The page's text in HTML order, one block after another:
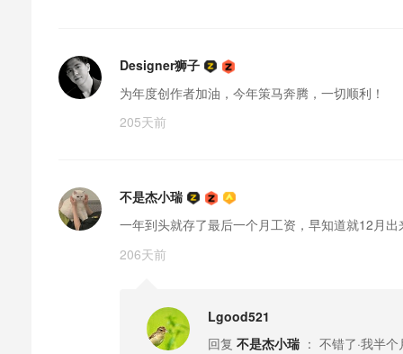
Designer狮子
为年度创作者加油，今年策马奔腾，一切顺利！
205天前
不是杰小瑞
一年到头就存了最后一个月工资，早知道就12月出
206天前
Lgood521
回复 不是杰小瑞 ： 不错了·我半